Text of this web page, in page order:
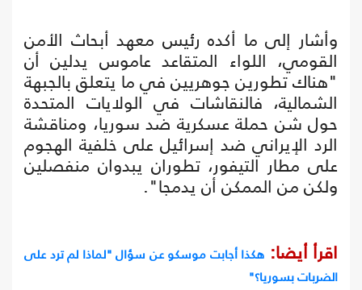
وأشار إلى ما أكده رئيس معهد أبحاث الأمن
القومي، اللواء المتقاعد عاموس يدلين أن
"هناك تطورين جوهريين في ما يتعلق بالجبهة
الشمالية، فالنقاشات في الولايات المتحدة
حول شن حملة عسكرية ضد سوريا، ومناقشة
الرد الإيراني ضد إسرائيل على خلفية الهجوم
على مطار التيفور، تطوران يبدوان منفصلين
ولكن من الممكن أن يدمجا".
اقرأ أيضا: هكذا أجابت موسكو عن سؤال "لماذا لم ترد على
الضربات بسوريا؟"